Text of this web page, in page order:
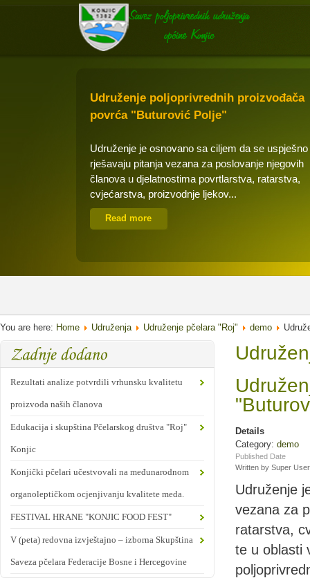
Udruženje poljoprivrednih proizvođača
povrća "Buturović Polje"
Udruženje je osnovano sa ciljem da se uspješno
rješavaju pitanja vezana za poslovanje njegovih
članova u djelatnostima povrtlarstva, ratarstva,
cvjećarstva, proizvodnje ljekov...
Read more
You are here: Home Udruženja Udruženje pčelara "Roj" demo
Rezultati analize potvrdili vrhunsku kvalitetu
proizvoda naših članova
Edukacija i skupština Pčelarskog društva "Roj"
Konjic
Konjički pčelari učestvovali na međunarodnom
organoleptičkom ocjenjivanju kvalitete meda.
FESTIVAL HRANE "KONJIC FOOD FEST"
V (peta) redovna izvještajno – izborna Skupština
Saveza pčelara Federacije Bosne i Hercegovine
Details
Category: demo
Published Date
Written by Super User
Udruženje
vezana za
ratarstva,
te u oblasti